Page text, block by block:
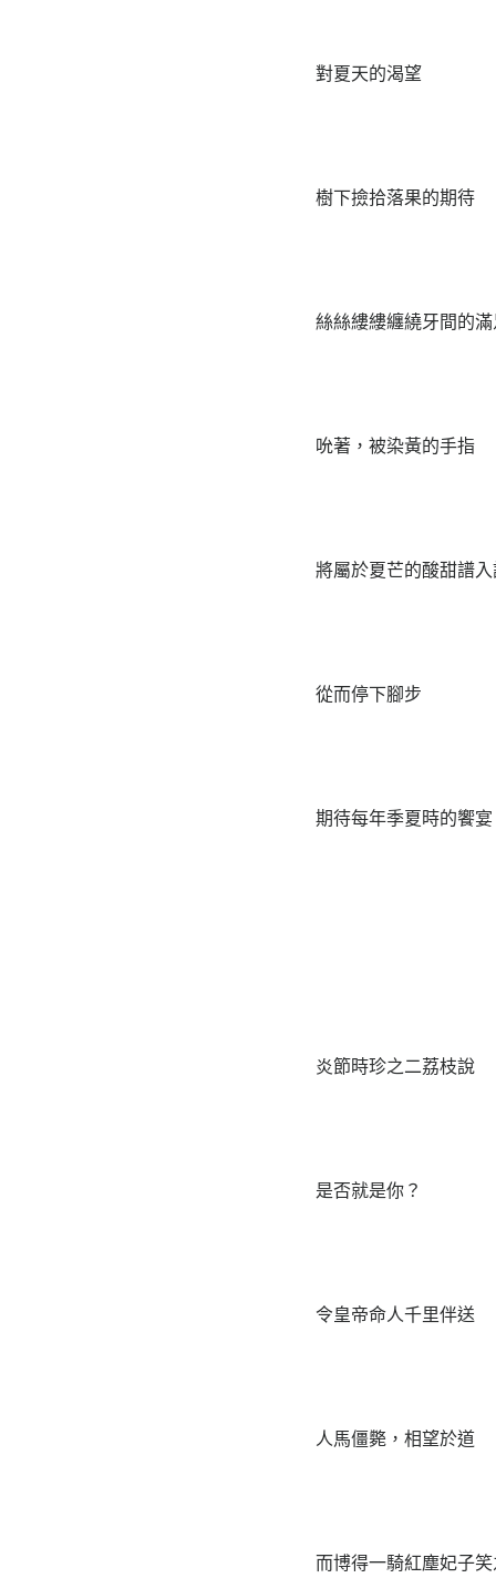
對夏天的渴望
樹下撿拾落果的期待
絲絲縷縷纏繞牙間的
吮著，被染黃的手指
將屬於夏芒的酸甜譜
從而停下腳步
期待每年季夏時的饗宴
炎節時珍之二荔枝說
是否就是你？
令皇帝命人千里伴送
人馬僵斃，相望於道
而博得一騎紅塵妃子